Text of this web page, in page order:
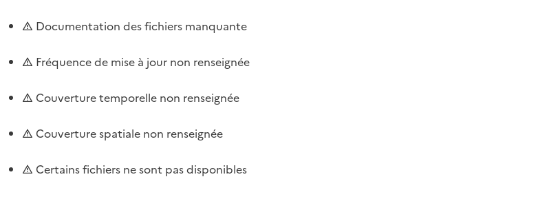
Documentation des fichiers manquante
Fréquence de mise à jour non renseignée
Couverture temporelle non renseignée
Couverture spatiale non renseignée
Certains fichiers ne sont pas disponibles